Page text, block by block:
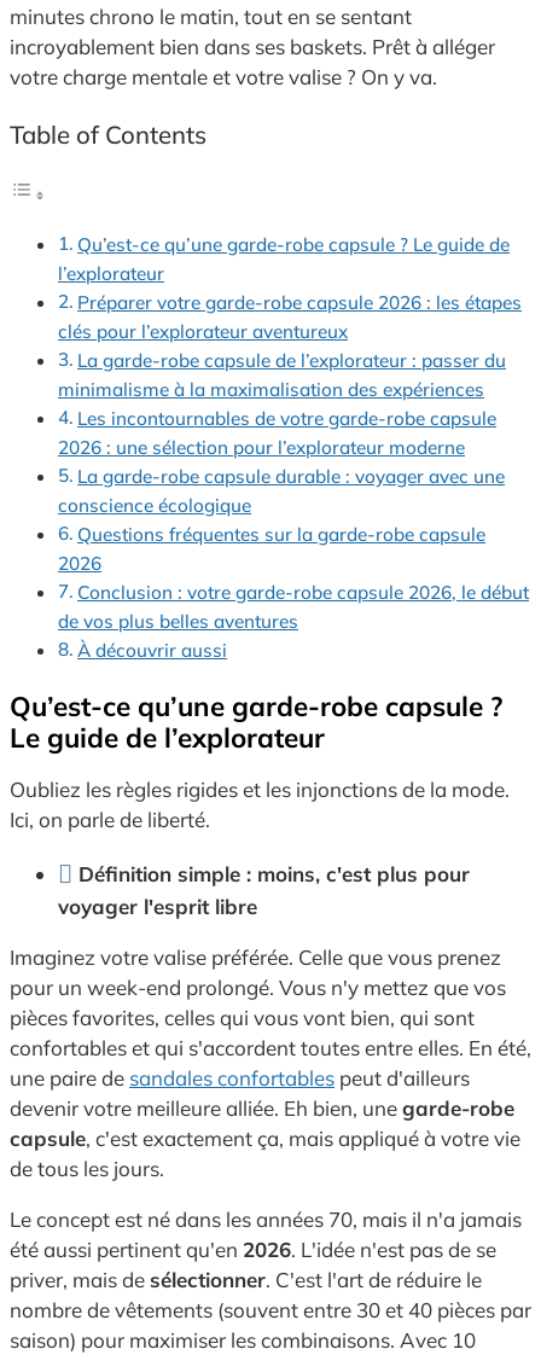
minutes chrono le matin, tout en se sentant
incroyablement bien dans ses baskets. Prêt à alléger
votre charge mentale et votre valise ? On y va.
Table of Contents
Qu’est-ce qu’une garde-robe capsule ? Le guide de
l’explorateur
Préparer votre garde-robe capsule 2026 : les étapes
clés pour l’explorateur aventureux
La garde-robe capsule de l’explorateur : passer du
minimalisme à la maximalisation des expériences
Les incontournables de votre garde-robe capsule
2026 : une sélection pour l’explorateur moderne
La garde-robe capsule durable : voyager avec une
conscience écologique
Questions fréquentes sur la garde-robe capsule
2026
Conclusion : votre garde-robe capsule 2026, le début
de vos plus belles aventures
À découvrir aussi
Qu’est-ce qu’une garde-robe capsule ?
Le guide de l’explorateur
Oubliez les règles rigides et les injonctions de la mode.
Ici, on parle de liberté.
Définition simple : moins, c'est plus pour
voyager l'esprit libre
Imaginez votre valise préférée. Celle que vous prenez
pour un week-end prolongé. Vous n'y mettez que vos
pièces favorites, celles qui vous vont bien, qui sont
confortables et qui s'accordent toutes entre elles. En été,
une paire de sandales confortables peut d'ailleurs
devenir votre meilleure alliée. Eh bien, unegarde-robe
capsule, c'est exactement ça, mais appliqué à votre vie
de tous les jours.
Le concept est né dans les années 70, mais il n'a jamais
été aussi pertinent qu'en 2026. L'idée n'est pas de se
priver, mais de sélectionner. C'est l'art de réduire le
nombre de vêtements (souvent entre 30 et 40 pièces par
saison) pour maximiser les combinaisons. Avec 10